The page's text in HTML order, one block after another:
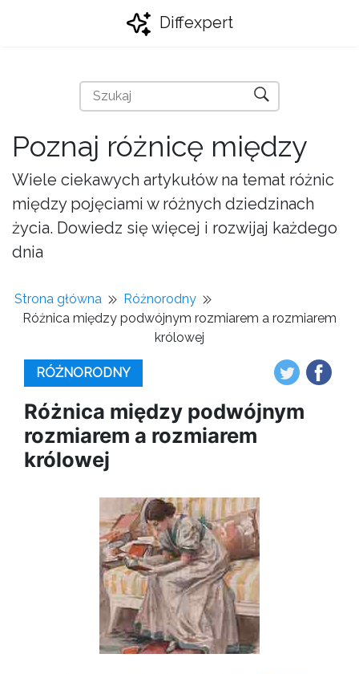
Diffexpert
Poznaj różnicę między
Wiele ciekawych artykułów na temat różnic
między pojęciami w różnych dziedzinach
życia. Dowiedz się więcej i rozwijaj każdego
dnia
Strona główna
Różnorodny
Różnica między podwójnym rozmiarem a rozmiarem
królowej
RÓŻNORODNY
Różnica między podwójnym
rozmiarem a rozmiarem
królowej